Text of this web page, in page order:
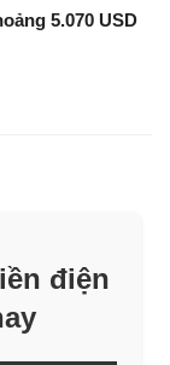
5.070 USD
điện